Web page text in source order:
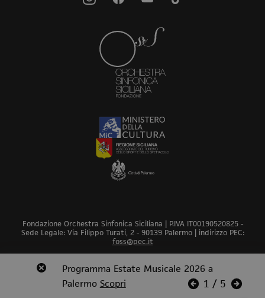
Revoca bando audizioni 2026Scopri
Programma Estate Musicale 2026 a
Palermo Scopri
Scopri
Scopri
Scopri
Scopri
Scopri
1 / 5
Fondazione Orchestra Sinfonica Siciliana | P.IVA IT00190520825 -
Sede Legale: Via Filippo Turati, 2 - 90139 Palermo | indirizzo PEC:
foss@pec.it
PRIVACY POLICY COOKIE POLICY CREDITS